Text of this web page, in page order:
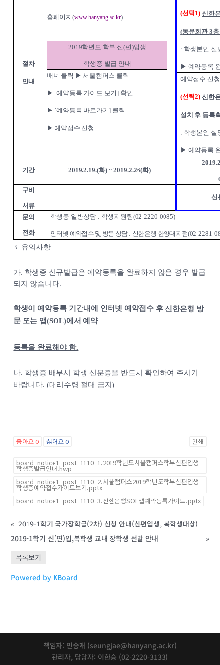
절차
안내
홈페이지(www.hanyang.ac.kr)
2019학년도 학부 신(편)입생
학생증 발급 안내
배너 클릭 ▶서울캠퍼스 클릭
▶ [예약등록 가이드 보기] 확인
▶ [예약등록 바로가기] 클릭
▶예약접수 신청
(선택 1) 신한
(동문회관3
: 학생본인 실
▶예약등록
예약접수 신
(선택2) 신한
설치 후 등록
: 학생본인 실
▶예약등록
기간 2019.2.19.(화) ~ 2019.2.26(화)
구비
서류
- 신
문의
전화
- 학생증 일반상담 : 학생지원팀(02-2220-0085)
- 인터넷 예약접수 및 방문 상담 : 신한은행 한양대지점(02-2281-
3. 유의사항
가. 학생증 신규발급은 예약등록을 완료하지 않은 경우 발급
되지 않습니다.
학생이 예약등록 기간내에 인터넷 예약접수 후신한은행 방
문 또는 앱(SOL)에서 예약
등록을 완료해야 함.
나. 학생증 배부시 학생 신분증을 반드시 확인하여 주시기
바랍니다. (대리수령 절대 금지)
좋아요0 싫어요0 인쇄
board_notice1_post_1110_1.2019학년도서울캠퍼스학부신편입생
학생증발급안내.hwp
board_notice1_post_1110_2.서울캠퍼스2019학년도학부신편입생
학생증예약접수가이드보기.pptx
board_notice1_post_1110_3.신한은행SOL앱예약등록가이드.pptx
« 2019-1학기 국가장학금(2차) 신청 안내(신편입생, 복학생대상)
2019-1학기 신(편)입,복학생 교내 장학생 선발 안내
»
목록보기
Powered by KBoard
책임자: 민승재 (seungjae@hanyang.ac.kr)
관리자, 담당자: 이한승 (02-2220-3133)